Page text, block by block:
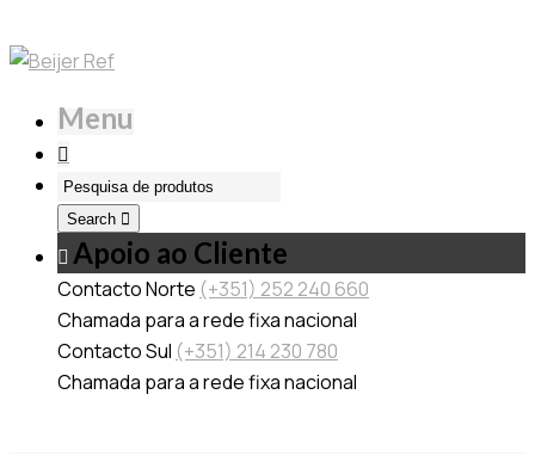
Menu
Search
Apoio ao Cliente
Contacto Norte (+351) 252 240 660
Chamada para a rede fixa nacional
Contacto Sul (+351) 214 230 780
Chamada para a rede fixa nacional